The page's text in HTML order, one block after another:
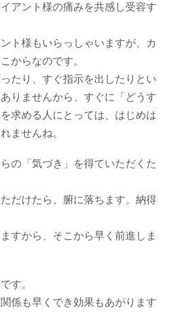
アント様の痛みを共感し受容す
ト様もいらっしゃいますが、カ
からなのです。
たり、すぐ指示を出したりとい
りませんから、すぐに「どうす
求める人にとっては、はじめは
ませんね。
の「気づき」を得ていただくた
だけたら、腑に落ちます。納得
すから、そこから早く前進しま
す。
係も早くでき効果もあがります